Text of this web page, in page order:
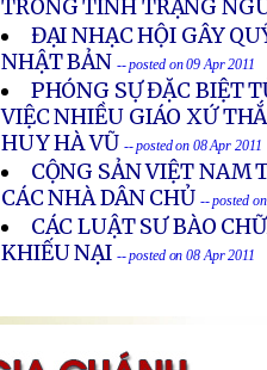
TRONG TÌNH TRẠNG
ĐẠI NHẠC HỘI GÂY
NHẬT BẢN -- posted on 09 Apr 2011
PHÓNG SỰ ĐẶC BIỆT
VIỆC NHIỀU GIÁO XỨ
HUY HÀ VŨ -- posted on 08 Apr 2011
CỘNG SẢN VIỆT NAM
CÁC NHÀ DÂN CHỦ -- posted
CÁC LUẬT SƯ BÀO
KHIẾU NẠI -- posted on 08 Apr 2011